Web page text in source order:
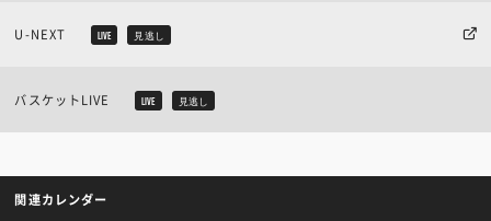
U-NEXT LIVE 見逃し
バスケットLIVE LIVE 見逃し
関連カレンダー